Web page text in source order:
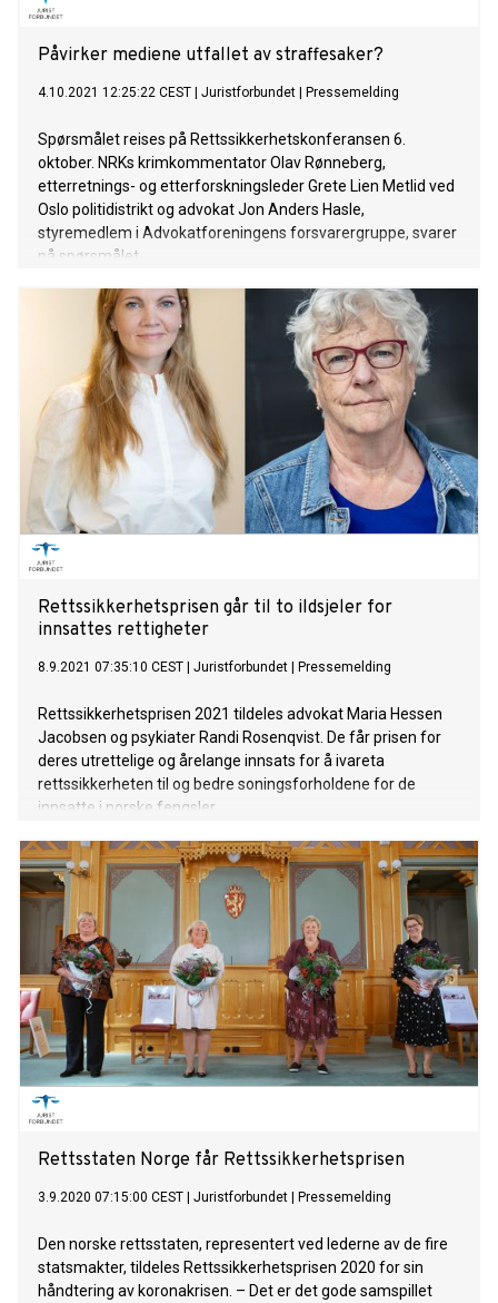
Påvirker mediene utfallet av straffesaker?
4.10.2021 12:25:22 CEST Juristforbundet Pressemelding
Spørsmålet reises på Rettssikkerhetskonferansen 6.
oktober. NRKs krimkommentator Olav Rønneberg,
etterretnings- og etterforskningsleder Grete Lien Metlid ved
Oslo politidistrikt og advokat Jon Anders Hasle,
styremedlem i Advokatforeningens forsvarergruppe, svarer
på spørsmålet.
Rettssikkerhetsprisen går til to ildsjeler for
innsattes rettigheter
8.9.2021 07:35:10 CEST Juristforbundet Pressemelding
Rettssikkerhetsprisen 2021 tildeles advokat Maria Hessen
Jacobsen og psykiater Randi Rosenqvist. De får prisen for
deres utrettelige og årelange innsats for å ivareta
rettssikkerheten til og bedre soningsforholdene for de
innsatte i norske fengsler.
Rettsstaten Norge får Rettssikkerhetsprisen
3.9.2020 07:15:00 CEST Juristforbundet Pressemelding
Den norske rettsstaten, representert ved lederne av de fire
statsmakter, tildeles Rettssikkerhetsprisen 2020 for sin
håndtering av koronakrisen. – Det er det gode samspillet